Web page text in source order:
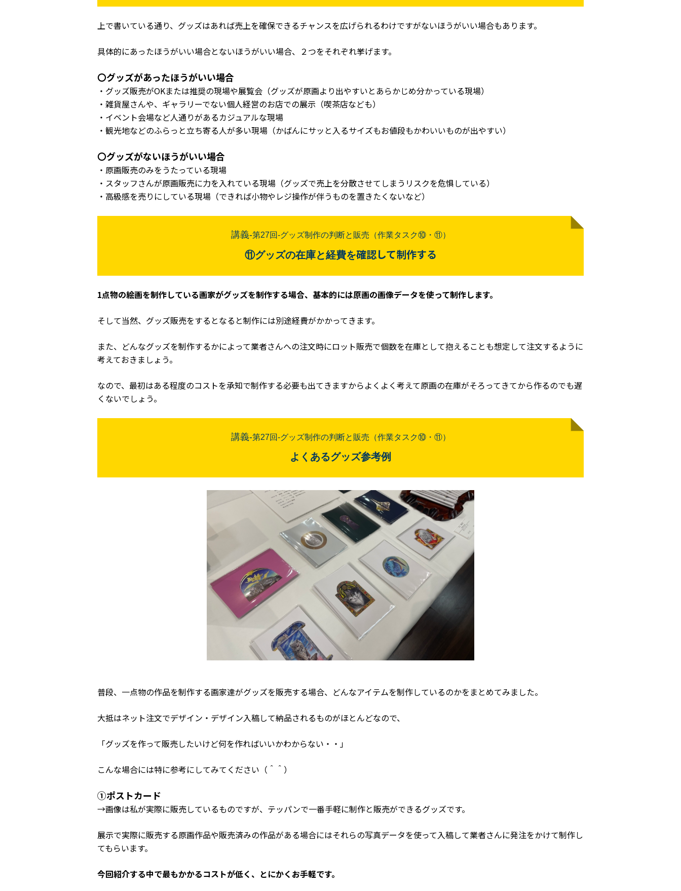
上で書いている通り、グッズはあれば売上を確保できるチャンスを広げられるわけですがないほうがいい場合もあります。
具体的にあったほうがいい場合とないほうがいい場合、２つをそれぞれ挙げます。
〇グッズがあったほうがいい場合
・グッズ販売がOKまたは推奨の現場や展覧会（グッズが原画より出やすいとあらかじめ分かっている現場）
・雑貨屋さんや、ギャラリーでない個人経営のお店での展示（喫茶店なども）
・イベント会場など人通りがあるカジュアルな現場
・観光地などのふらっと立ち寄る人が多い現場（かばんにサッと入るサイズもお値段もかわいいものが出やすい）
〇グッズがないほうがいい場合
・原画販売のみをうたっている現場
・スタッフさんが原画販売に力を入れている現場（グッズで売上を分散させてしまうリスクを危惧している）
・高級感を売りにしている現場（できれば小物やレジ操作が伴うものを置きたくないなど）
講義-第27回-グッズ制作の判断と販売（作業タスク⑩・⑪）
⑪グッズの在庫と経費を確認して制作する
1点物の絵画を制作している画家がグッズを制作する場合、基本的には原画の画像データを使って制作します。
そして当然、グッズ販売をするとなると制作には別途経費がかかってきます。
また、どんなグッズを制作するかによって業者さんへの注文時にロット販売で個数を在庫として抱えることも想定して注文するように
考えておきましょう。
なので、最初はある程度のコストを承知で制作する必要も出てきますからよくよく考えて原画の在庫がそろってきてから作るのでも遅
くないでしょう。
講義-第27回-グッズ制作の判断と販売（作業タスク⑩・⑪）
よくあるグッズ参考例
普段、一点物の作品を制作する画家達がグッズを販売する場合、どんなアイテムを制作しているのかをまとめてみました。
大抵はネット注文でデザイン・デザイン入稿して納品されるものがほとんどなので、
「グッズを作って販売したいけど何を作ればいいかわからない・・」
こんな場合には特に参考にしてみてください（＾＾）
➀ポストカード
→画像は私が実際に販売しているものですが、テッパンで一番手軽に制作と販売ができるグッズです。
展示で実際に販売する原画作品や販売済みの作品がある場合にはそれらの写真データを使って入稿して業者さんに発注をかけて制作し
てもらいます。
今回紹介する中で最もかかるコストが低く、とにかくお手軽です。